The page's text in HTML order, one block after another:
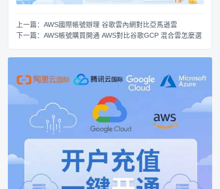
上一篇：AWS國際帳號辦理 谷歌雲內網對比亞馬遜雲
下一篇：AWS帳號購買開通 AWS對比谷歌GCP 混合雲怎麼選